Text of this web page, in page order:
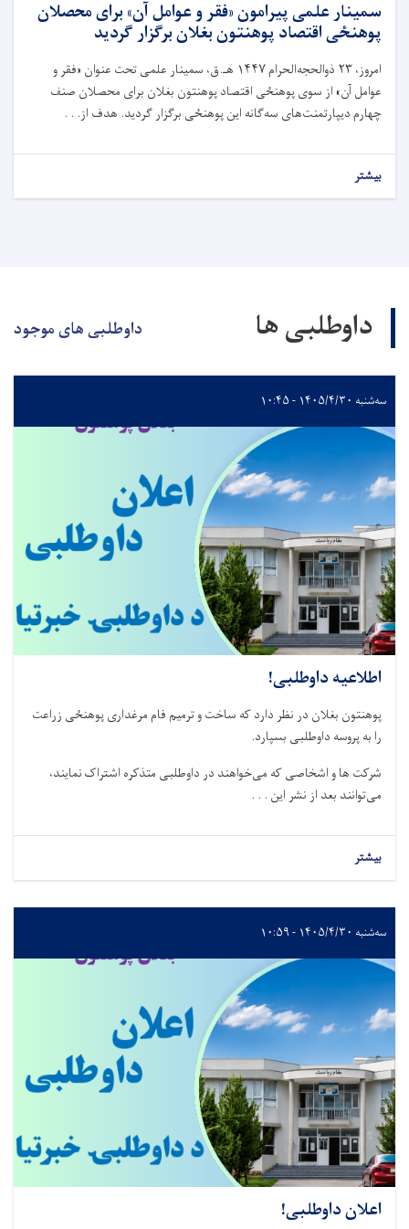
سمینار علمی پیرامون «فقر و عوامل آن» برای محصلان
پوهنځی اقتصاد پوهنتون بغلان برگزار گردید
امروز،۲۳ ذوالحجه‌الحرام۱۴۴۷ هـ.ق، سمینار علمی تحت عنوان «فقر و
عوامل آن» از سوی پوهنځی اقتصاد پوهنتون بغلان برای محصلان صنف
چهارم دیپارتمنت‌های سه‌گانه این پوهنځی برگزار گردید. هدف از. . .
بیشتر
داوطلبی ها داوطلبی های موجود
سه‌شنبه ۱۴۰۵/۴/۳۰ - ۱۰:۴۵
اطلاعیه داوطلبی!
پوهنتون بغلان در نظر دارد که ساخت و ترمیم فام مرغداری پوهنځی زراعت
را به پروسه داوطلبی بسپارد.
شرکت‌ ها و اشخاصی که می‌خواهند در داوطلبی متذکره اشتراک نمایند،
می‌توانند بعد از نشر این . . .
بیشتر
سه‌شنبه ۱۴۰۵/۴/۳۰ - ۱۰:۵۹
اعلان داوطلبی!